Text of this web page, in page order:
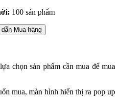
100 sản phẩm
Mua hàng
chọn sản phẩm cần mua để mua
mua, màn hình hiển thị ra pop up